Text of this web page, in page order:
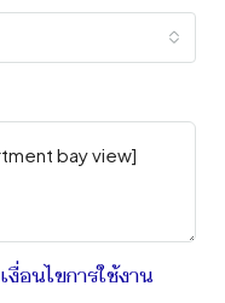
เงื่อนไขการใช้งาน